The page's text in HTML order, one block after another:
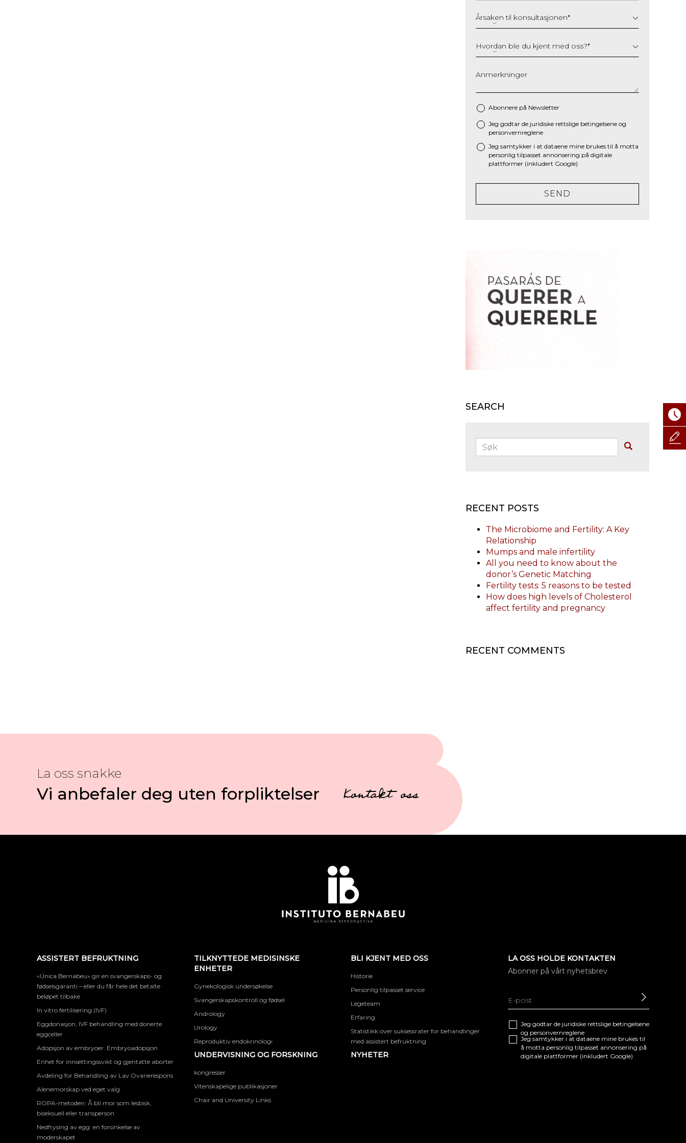
Årsaken til konsultasjonen*
Hvordan ble du kjent med oss?*
Anmerkninger
Abonnere på Newsletter
* Jeg godtar de juridiske rettslige betingelsene og
personvernreglene
Jeg samtykker i at dataene mine brukes til å motta
personlig tilpasset annonsering på digitale
plattformer (inkludert Google)
SEND
SEARCH
Søk:
RECENT POSTS
The Microbiome and Fertility: A Key
Relationship
Mumps and male infertility
All you need to know about the
donor’s Genetic Matching
Fertility tests: 5 reasons to be tested
How does high levels of Cholesterol
affect fertility and pregnancy
RECENT COMMENTS
La oss snakke
Vi anbefaler deg uten forpliktelser Kontakt oss
ASSISTERT BEFRUKTNING
«Única Bernabeu» gir en svangerskaps- og
fødselsgaranti – eller du får hele det betalte
beløpet tilbake
In vitro fertilisering (IVF)
Eggdonasjon, IVF behandling med donerte
eggceller
Adopsjon av embryoer. Embryoadopsjon
Enhet for innsettingssvikt og gjentatte aborter
Avdeling for Behandling av Lav Ovarierespons
Alenemorskap ved eget valg
ROPA-metoden: Å bli mor som lesbisk,
biseksuell eller transperson
Nedfrysing av egg: en forsinkelse av
moderskapet
TILKNYTTEDE MEDISINSKE
ENHETER
Gynekologisk undersøkelse
Svangerskapskontroll og fødsel
Andrology
Urology
Reproduktiv endokrinologi
UNDERVISNING OG FORSKNING
kongresser
Vitenskapelige publikasjoner
Chair and University Links
BLI KJENT MED OSS
Historie
Personlig tilpasset service
Legeteam
Erfaring
Statistikk over suksessrater for behandlinger
med assistert befruktning
NYHETER
LA OSS HOLDE KONTAKTEN
Abonner på vårt nyhetsbrev
Jeg godtar de juridiske rettslige betingelsene
og personvernreglene
Jeg samtykker i at dataene mine brukes til
å motta personlig tilpasset annonsering på
digitale plattformer (inkludert Google)